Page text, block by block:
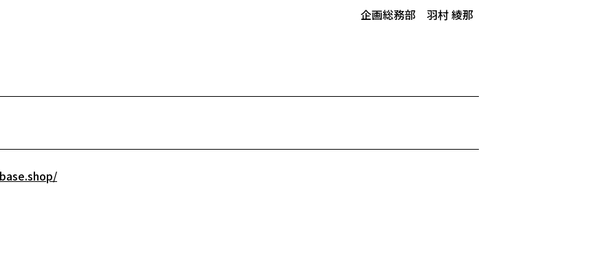
企画総務部 羽村 綾那